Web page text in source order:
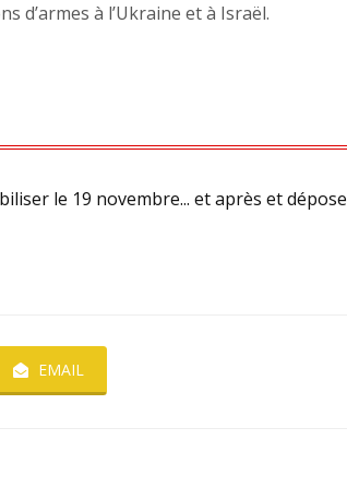
d’armes à l’Ukraine et à Israël.
le 19 novembre... et après et dépose
EMAIL